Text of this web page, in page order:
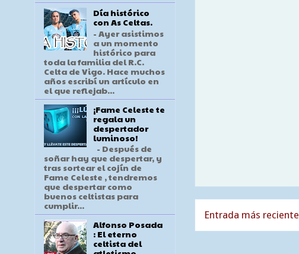
Entrada más reciente
Día histórico
con As Celtas.
- Ayer asistimos
a un momento
histórico para
toda la familia del R.C.
Celta de Vigo. Hace muchos
años escribí un artículo en
el que reflejab...
¡Fame Celeste te
regala un
despertador
luminoso!
- Después de
soñar hay que despertar, y
tras sortear el cojín de
Fame Celeste , tendremos
que despertar como
buenos celtistas para
cumplir...
Alfonso Posada
: El eterno
celtista del